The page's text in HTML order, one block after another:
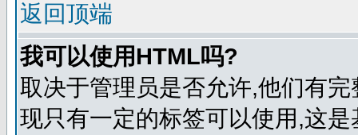
返回顶端
我可以使用HTML吗?
取决于管理员是否允许,他们有
现只有一定的标签可以使用,这